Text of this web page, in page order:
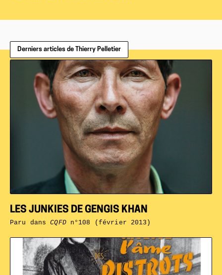
Derniers articles de Thierry Pelletier
LES JUNKIES DE GENGIS KHAN
Paru dansCQFDn°108 (février 2013)